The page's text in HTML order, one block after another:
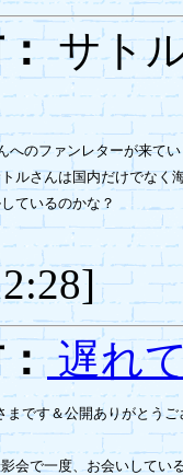
サト
へのファンレターが来て
ルさんは国内だけでなく
ているのかな？
遅れ
です＆公開ありがとうご
会で一度、お会いしてい